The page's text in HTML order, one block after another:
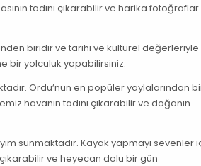
tadını çıkarabilir ve harika fotoğraflar
biridir ve tarihi ve kültürel değerleriyle
bir yolculuk yapabilirsiniz.
Ordu’nun en popüler yaylalarından
havanın tadını çıkarabilir ve doğanın
sunmaktadır. Kayak yapmayı sevenler
ve heyecan dolu bir gün